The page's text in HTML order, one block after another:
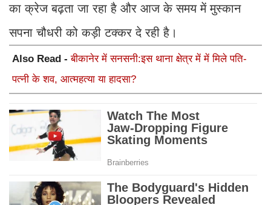
का क्रेज बढ़ता जा रहा है और आज के समय में मुस्कान
सपना चौधरी को कड़ी टक्कर दे रही है।
Also Read -बीकानेर में सनसनी:इस थाना क्षेत्र में में मिले पति-
पत्नी के शव, आत्महत्या या हादसा?